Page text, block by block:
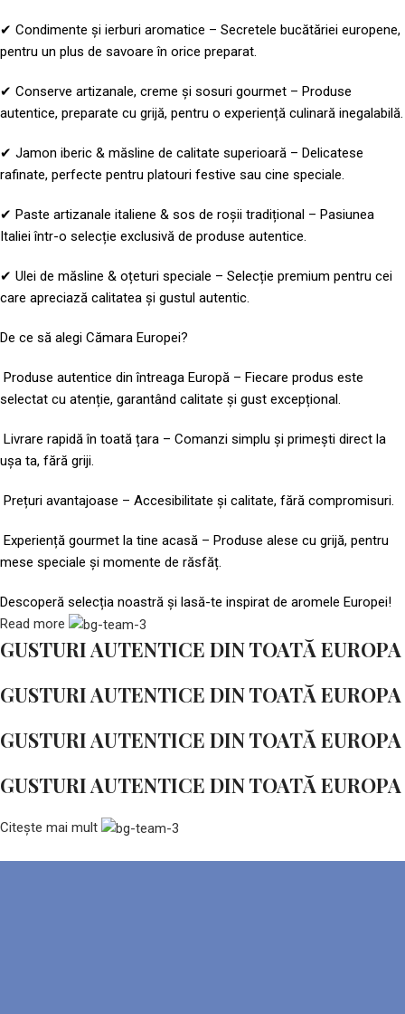
✔ Condimente și ierburi aromatice – Secretele bucătăriei europene,
pentru un plus de savoare în orice preparat.
✔ Conserve artizanale, creme și sosuri gourmet – Produse
autentice, preparate cu grijă, pentru o experiență culinară inegalabilă.
✔ Jamon iberic & măsline de calitate superioară – Delicatese
rafinate, perfecte pentru platouri festive sau cine speciale.
✔ Paste artizanale italiene & sos de roșii tradițional – Pasiunea
Italiei într-o selecție exclusivă de produse autentice.
✔ Ulei de măsline & oțeturi speciale – Selecție premium pentru cei
care apreciază calitatea și gustul autentic.
De ce să alegi Cămara Europei?
Produse autentice din întreaga Europă – Fiecare produs este
selectat cu atenție, garantând calitate și gust excepțional.
Livrare rapidă în toată țara – Comanzi simplu și primești direct la
ușa ta, fără griji.
Prețuri avantajoase – Accesibilitate și calitate, fără compromisuri.
Experiență gourmet la tine acasă – Produse alese cu grijă, pentru
mese speciale și momente de răsfăț.
Descoperă selecția noastră și lasă-te inspirat de aromele Europei!
Read more
GUSTURI AUTENTICE DIN TOATĂ EUROPA
GUSTURI AUTENTICE DIN TOATĂ EUROPA
GUSTURI AUTENTICE DIN TOATĂ EUROPA
GUSTURI AUTENTICE DIN TOATĂ EUROPA
Citește mai mult